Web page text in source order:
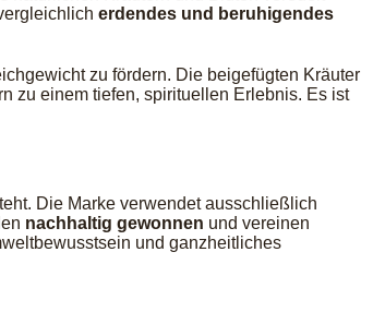
erdendes und beruhigendes
zu fördern. Die beigefügten Kräuter
zu einem tiefen, spirituellen Erlebnis. Es ist
Die Marke verwendet ausschließlich
nachhaltig gewonnen und vereinen
und ganzheitliches